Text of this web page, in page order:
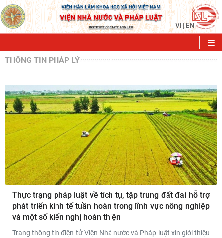
VI | EN
THÔNG TIN PHÁP LÝ
Thực trạng pháp luật về tích tụ, tập trung đất đai hỗ trợ
phát triển kinh tế tuần hoàn trong lĩnh vực nông nghiệp
và một số kiến nghị hoàn thiện
Trang thông tin điện tử Viện Nhà nước và Pháp luật xin giới thiệu